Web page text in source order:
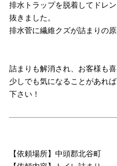
排水トラップを脱着してドレ
抜きました。
排水菅に繊維クズが詰まりの原
詰まりも解消され、お客様も
少しでも気になることがあれ
下さい！
【依頼場所】中頭郡北谷町